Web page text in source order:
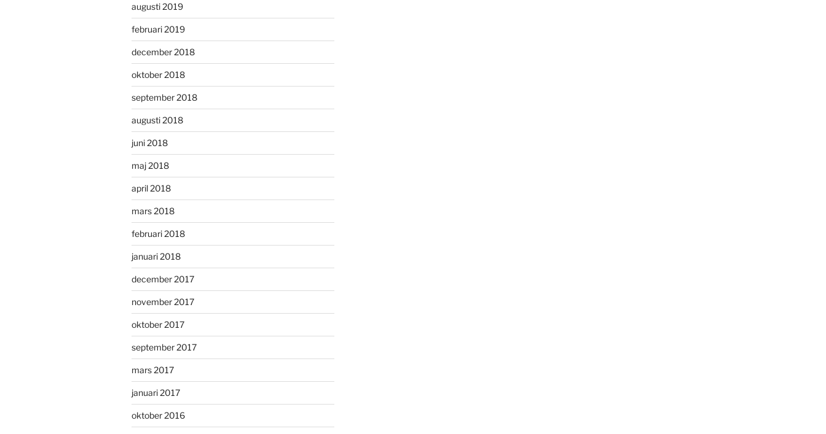
augusti 2019
februari 2019
december 2018
oktober 2018
september 2018
augusti 2018
juni 2018
maj 2018
april 2018
mars 2018
februari 2018
januari 2018
december 2017
november 2017
oktober 2017
september 2017
mars 2017
januari 2017
oktober 2016